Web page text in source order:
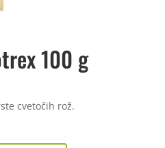
100 g
cvetočih rož.